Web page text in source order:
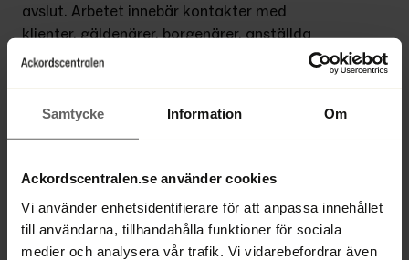
Samtycke Information Om
Ackordscentralen.se använder cookies
Vi använder enhetsidentifierare för att anpassa innehållet
till användarna, tillhandahålla funktioner för sociala
medier och analysera vår trafik. Vi vidarebefordrar även
avslut. Arbetet innebär kontakter med
klienter, gäldenärer, borgenärer, anställda
och myndigheter samt upprättande av
Vi söker dig som är utbildad jurist, är
att arbeta både självständigt och i grupp i ett
högt tempo.